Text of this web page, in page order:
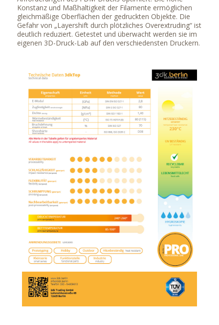
Konstanz und Maßhaltigkeit der Filamente ermöglichen
gleichmäßige Oberflächen der gedruckten Objekte. Die
Gefahr von „Layershift durch plötzliches Overextruding“ ist
deutlich reduziert. Getestet und überwacht werden sie im
eigenen 3D-Druck-Lab auf den verschiedensten Druckern.